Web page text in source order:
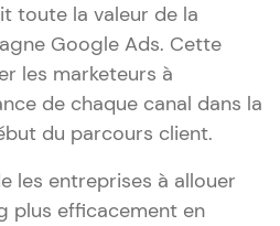
toute la valeur de la
Google Ads. Cette
les marketeurs à
de chaque canal dans la
du parcours client.
les entreprises à allouer
plus efficacement en